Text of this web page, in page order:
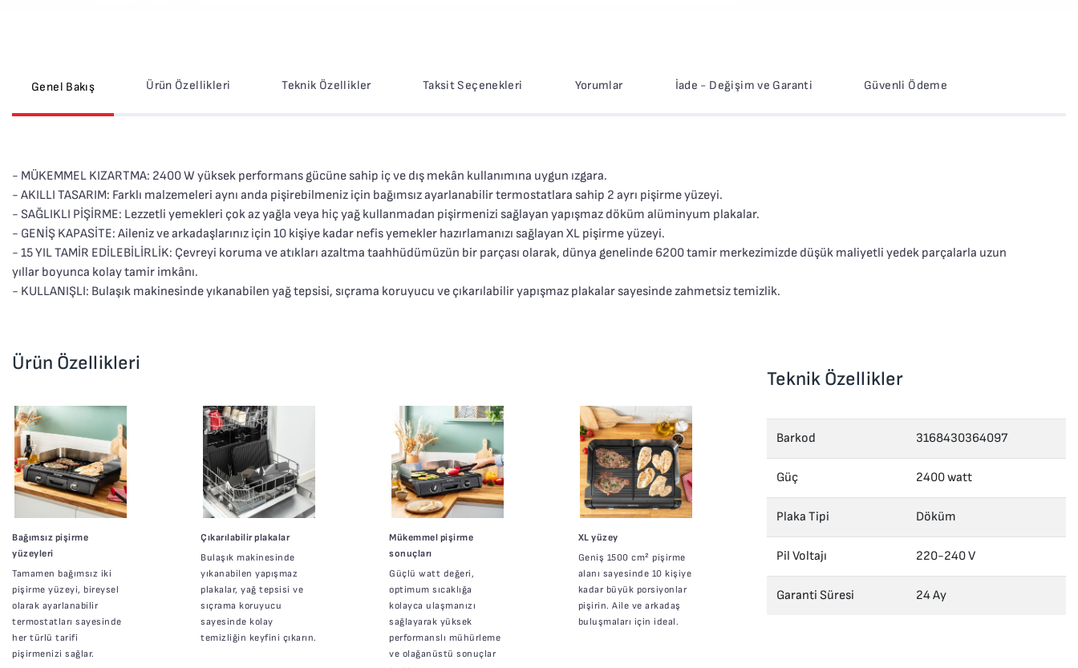
Genel Bakış Ürün Özellikleri Teknik Özellikler Taksit Seçenekleri Yorumlar İade - Değişim ve Garanti Güvenli Ödeme
- MÜKEMMEL KIZARTMA: 2400 W yüksek performans gücüne sahip iç ve dış mekân kullanımına uygun ızgara.
- AKILLI TASARIM: Farklı malzemeleri aynı anda pişirebilmeniz için bağımsız ayarlanabilir termostatlara sahip 2 ayrı pişirme yüzeyi.
- SAĞLIKLI PİŞİRME: Lezzetli yemekleri çok az yağla veya hiç yağ kullanmadan pişirmenizi sağlayan yapışmaz döküm alüminyum plakalar.
- GENİŞ KAPASİTE: Aileniz ve arkadaşlarınız için 10 kişiye kadar nefis yemekler hazırlamanızı sağlayan XL pişirme yüzeyi.
- 15 YIL TAMİR EDİLEBİLİRLİK: Çevreyi koruma ve atıkları azaltma taahhüdümüzün bir parçası olarak, dünya genelinde 6200 tamir merkezimizde düşük maliyetli yedek parçalarla uzun
yıllar boyunca kolay tamir imkânı.
- KULLANIŞLI: Bulaşık makinesinde yıkanabilen yağ tepsisi, sıçrama koruyucu ve çıkarılabilir yapışmaz plakalar sayesinde zahmetsiz temizlik.
Ürün Özellikleri
Bağımsız pişirme
yüzeyleri
Tamamen bağımsız iki
pişirme yüzeyi, bireysel
olarak ayarlanabilir
termostatları sayesinde
her türlü tarifi
pişirmenizi sağlar.
Çıkarılabilir plakalar
Bulaşık makinesinde
yıkanabilen yapışmaz
plakalar, yağ tepsisi ve
sıçrama koruyucu
sayesinde kolay
temizliğin keyfini çıkarın.
Mükemmel pişirme
sonuçları
Güçlü watt değeri,
optimum sıcaklığa
kolayca ulaşmanızı
sağlayarak yüksek
performanslı mühürleme
ve olağanüstü sonuçlar
XL yüzey
Geniş 1500 cm² pişirme
alanı sayesinde 10 kişiye
kadar büyük porsiyonlar
pişirin. Aile ve arkadaş
buluşmaları için ideal.
Teknik Özellikler
Barkod 3168430364097
Güç 2400 watt
Plaka Tipi Döküm
Pil Voltajı 220-240 V
Garanti Süresi 24 Ay